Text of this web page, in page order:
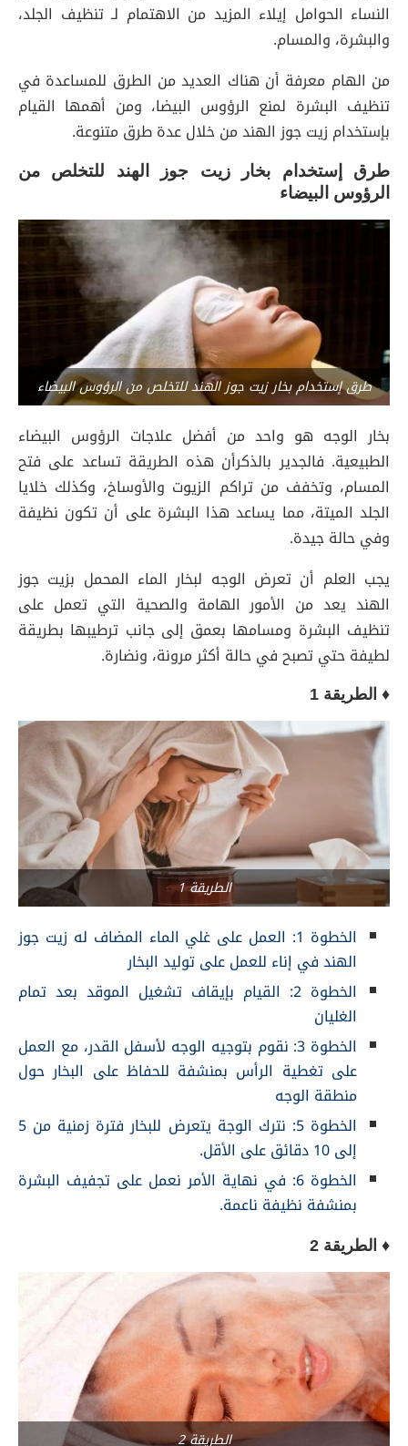
النساء الحوامل إيلاء المزيد من الاهتمام لـ تنظيف الجلد،
والبشرة، والمسام.
من الهام معرفة أن هناك العديد من الطرق للمساعدة في
تنظيف البشرة لمنع الرؤوس البيضا، ومن أهمها القيام
بإستخدام زيت جوز الهند من خلال عدة طرق متنوعة.
طرق إستخدام بخار زيت جوز الهند للتخلص من
الرؤوس البيضاء
طرق إستخدام بخار زيت جوز الهند للتخلص من الرؤوس البيضاء
بخار الوجه هو واحد من أفضل علاجات الرؤوس البيضاء
الطبيعية. فالجدير بالذكرأن هذه الطريقة تساعد على فتح
المسام، وتخفف من تراكم الزيوت والأوساخ، وكذلك خلايا
الجلد الميتة، مما يساعد هذا البشرة على أن تكون نظيفة
وفي حالة جيدة.
يجب العلم أن تعرض الوجه لبخار الماء المحمل بزيت جوز
الهند يعد من الأمور الهامة والصحية التي تعمل على
تنظيف البشرة ومسامها بعمق إلى جانب ترطيبها بطريقة
لطيفة حتي تصبح في حالة أكثر مرونة، ونضارة.
♦ الطريقة 1
الطريقة 1
الخطوة 1: العمل على غلي الماء المضاف له زيت جوز
الهند في إناء للعمل على توليد البخار
الخطوة 2: القيام بإيقاف تشغيل الموقد بعد تمام
الغليان
الخطوة 3: نقوم بتوجيه الوجه لأسفل القدر، مع العمل
على تغطية الرأس بمنشفة للحفاظ على البخار حول
منطقة الوجه
الخطوة 5: نترك الوجة يتعرض للبخار فترة زمنية من 5
إلى 10 دقائق على الأقل.
الخطوة 6: في نهاية الأمر نعمل على تجفيف البشرة
بمنشفة نظيفة ناعمة.
♦ الطريقة 2
الطريقة 2